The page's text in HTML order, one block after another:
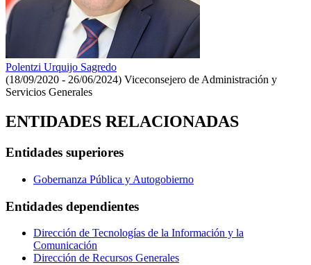
Polentzi Urquijo Sagredo
(18/09/2020 - 26/06/2024) Viceconsejero de Administración y
Servicios Generales
ENTIDADES RELACIONADAS
Entidades superiores
Gobernanza Pública y Autogobierno
Entidades dependientes
Dirección de Tecnologías de la Información y la
Comunicación
Dirección de Recursos Generales